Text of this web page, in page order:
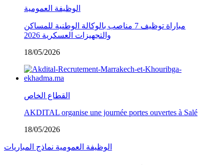
الوظيفة العمومية
مباراة توظيف 7 مناصب بالوكالة الوطنية للمساكن
والتجهيزات العسكرية 2026
18/05/2026
القطاع الخاص
AKDITAL organise une journée portes ouvertes à Salé
18/05/2026
الوظيفة العمومية نماذج المباريات